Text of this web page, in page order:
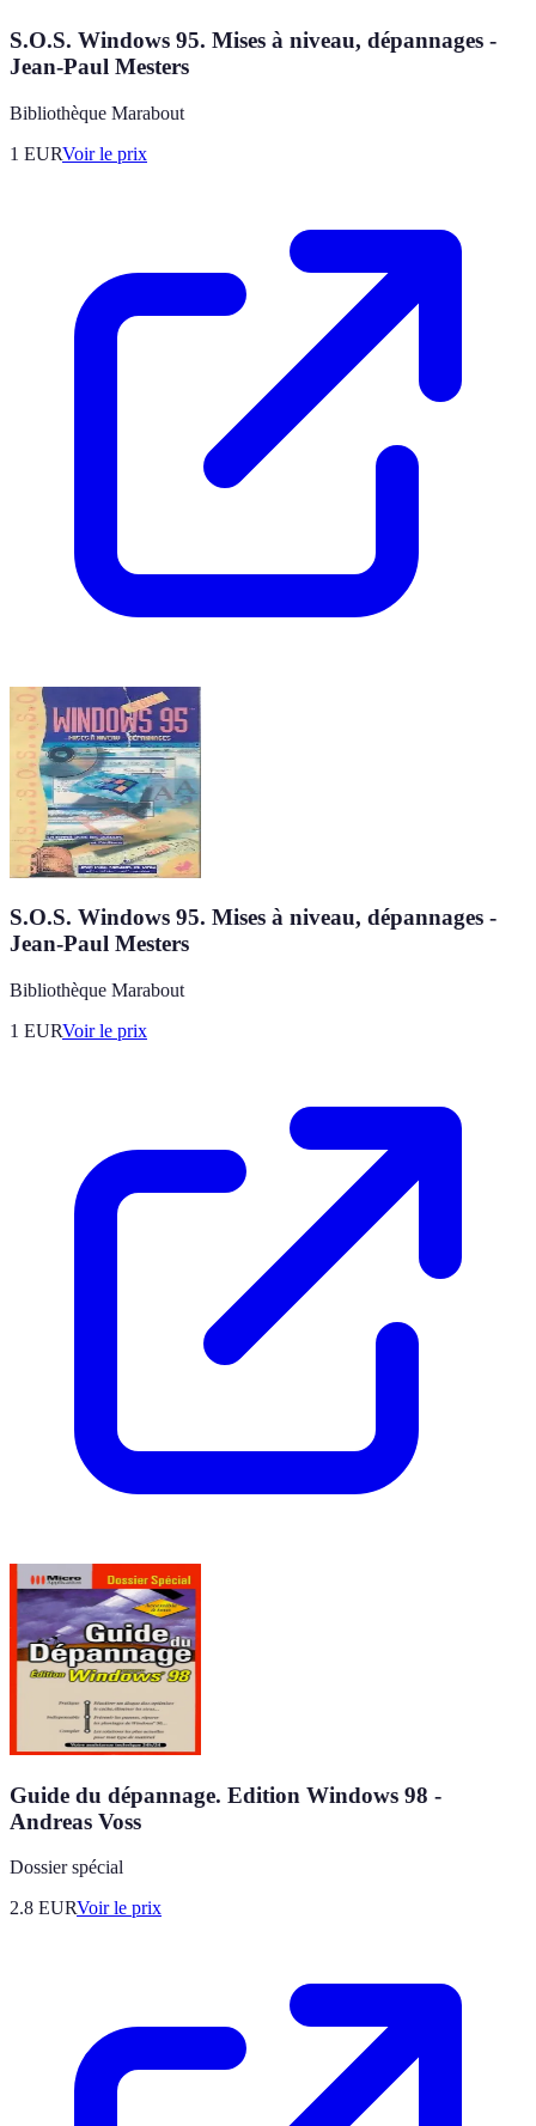
S.O.S. Windows 95. Mises à niveau, dépannages -
Jean-Paul Mesters
Bibliothèque Marabout
1 EURVoir le prix
S.O.S. Windows 95. Mises à niveau, dépannages -
Jean-Paul Mesters
Bibliothèque Marabout
1 EURVoir le prix
Guide du dépannage. Edition Windows 98 -
Andreas Voss
Dossier spécial
2.8 EURVoir le prix